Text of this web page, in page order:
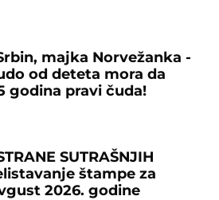
majka Norvežanka -
od deteta mora da
godina pravi čuda!
SUTRAŠNJIH
štampe za
2026. godine